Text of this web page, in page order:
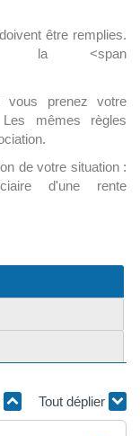
être remplies.
la <span
vous prenez votre
mêmes règles
de votre situation :
d'une rente
Tout déplier